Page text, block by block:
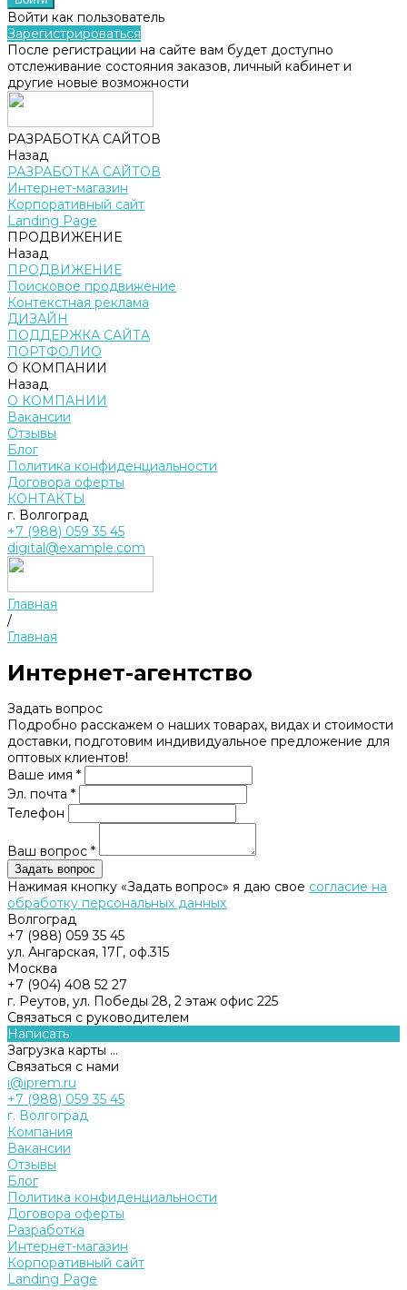
Войти как пользователь
Зарегистрироваться
После регистрации на сайте вам будет доступно
отслеживание состояния заказов, личный кабинет и
другие новые возможности
РАЗРАБОТКА САЙТОВ
Назад
РАЗРАБОТКА САЙТОВ
Интернет-магазин
Корпоративный сайт
Landing Page
ПРОДВИЖЕНИЕ
Назад
ПРОДВИЖЕНИЕ
Поисковое продвижение
Контекстная реклама
ДИЗАЙН
ПОДДЕРЖКА САЙТА
ПОРТФОЛИО
О КОМПАНИИ
Назад
О КОМПАНИИ
Вакансии
Отзывы
Блог
Политика конфиденциальности
Договора оферты
КОНТАКТЫ
г. Волгоград
+7 (988) 059 35 45
digital@example.com
Главная
/
Главная
Интернет-агентство
Задать вопрос
Подробно расскажем о наших товарах, видах и стоимости
доставки, подготовим индивидуальное предложение для
оптовых клиентов!
Ваше имя *
Эл. почта *
Телефон
Ваш вопрос *
Нажимая кнопку «Задать вопрос» я даю свое согласие на
обработку персональных данных
Волгоград
+7 (988) 059 35 45
ул. Ангарская, 17Г, оф.315
Москва
+7 (904) 408 52 27
г. Реутов, ул. Победы 28, 2 этаж офис 225
Связаться с руководителем
Написать
Загрузка карты ...
Связаться с нами
i@iprem.ru
+7 (988) 059 35 45
г. Волгоград
Компания
Вакансии
Отзывы
Блог
Политика конфиденциальности
Договора оферты
Разработка
Интернет-магазин
Корпоративный сайт
Landing Page